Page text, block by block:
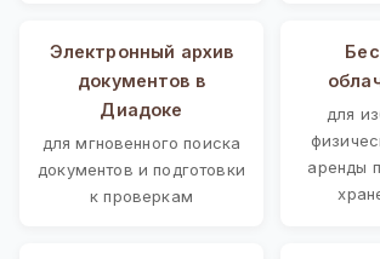
Электронный архив
документов в
Диадоке
для мгновенного поиска
документов и подготовки
к проверкам
для
аренды